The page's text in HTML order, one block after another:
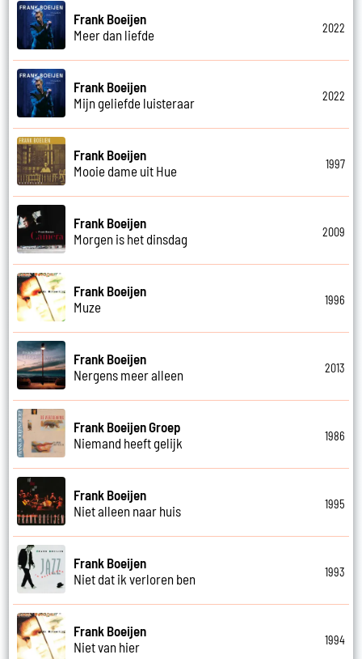
Frank Boeijen
Meer dan liefde
2022
Frank Boeijen
Mijn geliefde luisteraar
2022
Frank Boeijen
Mooie dame uit Hue
1997
Frank Boeijen
Morgen is het dinsdag
2009
Frank Boeijen
Muze
1996
Frank Boeijen
Nergens meer alleen
2013
Frank Boeijen Groep
Niemand heeft gelijk
1986
Frank Boeijen
Niet alleen naar huis
1995
Frank Boeijen
Niet dat ik verloren ben
1993
Frank Boeijen
Niet van hier
1994